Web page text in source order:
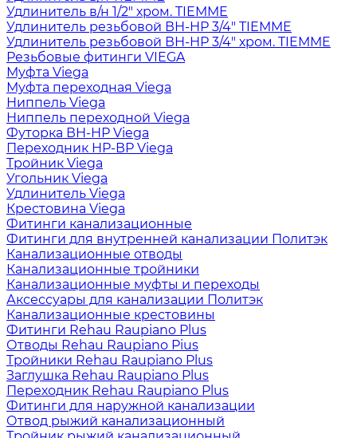
Удлинитель в/н 1/2" хром. TIEMME
Удлинитель резьбовой ВН-НР 3/4" TIEMME
Удлинитель резьбовой ВН-НР 3/4" хром. TIEMME
Резьбовые фитинги VIEGA
Муфта Viega
Муфта переходная Viega
Ниппель Viega
Ниппель переходной Viega
Футорка ВН-НР Viega
Переходник НР-ВР Viega
Тройник Viega
Угольник Viega
Удлинитель Viega
Крестовина Viega
Фитинги канализационные
Фитинги для внутренней канализации Политэк
Канализационные отводы
Канализационные тройники
Канализационные муфты и переходы
Аксессуары для канализации Политэк
Канализационные крестовины
Фитинги Rehau Raupiano Plus
Отводы Rehau Raupiano Pius
Тройники Rehau Raupiano Plus
Заглушка Rehau Raupiano Plus
Переходник Rehau Raupiano Plus
Фитинги для наружной канализации
Отвод рыжий канализационный